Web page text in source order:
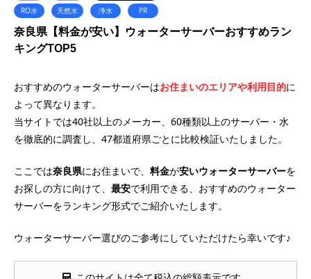
RO水
天然水 浄水 PR
奈良県【料金が安い】ウォーターサーバーおすすめラン
キングTOP5
おすすめのウォーターサーバーはお住まいのエリアや利用目的に
よって異なります。
当サイトでは40社以上のメーカー、60種類以上のサーバー・水
を徹底的に調査し、47都道府県ごとに比較検証いたしました。
ここでは奈良県にお住まいで、 料金が安いウォーターサーバーを
お探しの方に向けて、 最安で利用できる、おすすめのウォーター
サーバーをランキング形式でご紹介いたします。
ウォーターサーバー選びのご参考にしていただけたら幸いです♪